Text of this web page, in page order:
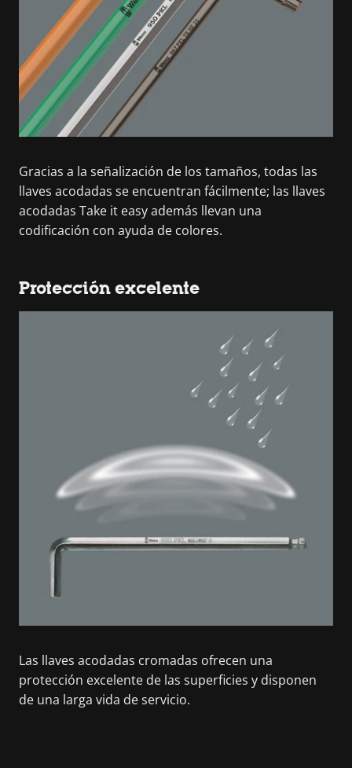
Gracias a la señalización de los tamaños, todas las
llaves acodadas se encuentran fácilmente; las llaves
acodadas Take it easy además llevan una
codificación con ayuda de colores.
Protección excelente
Las llaves acodadas cromadas ofrecen una
protección excelente de las superficies y disponen
de una larga vida de servicio.